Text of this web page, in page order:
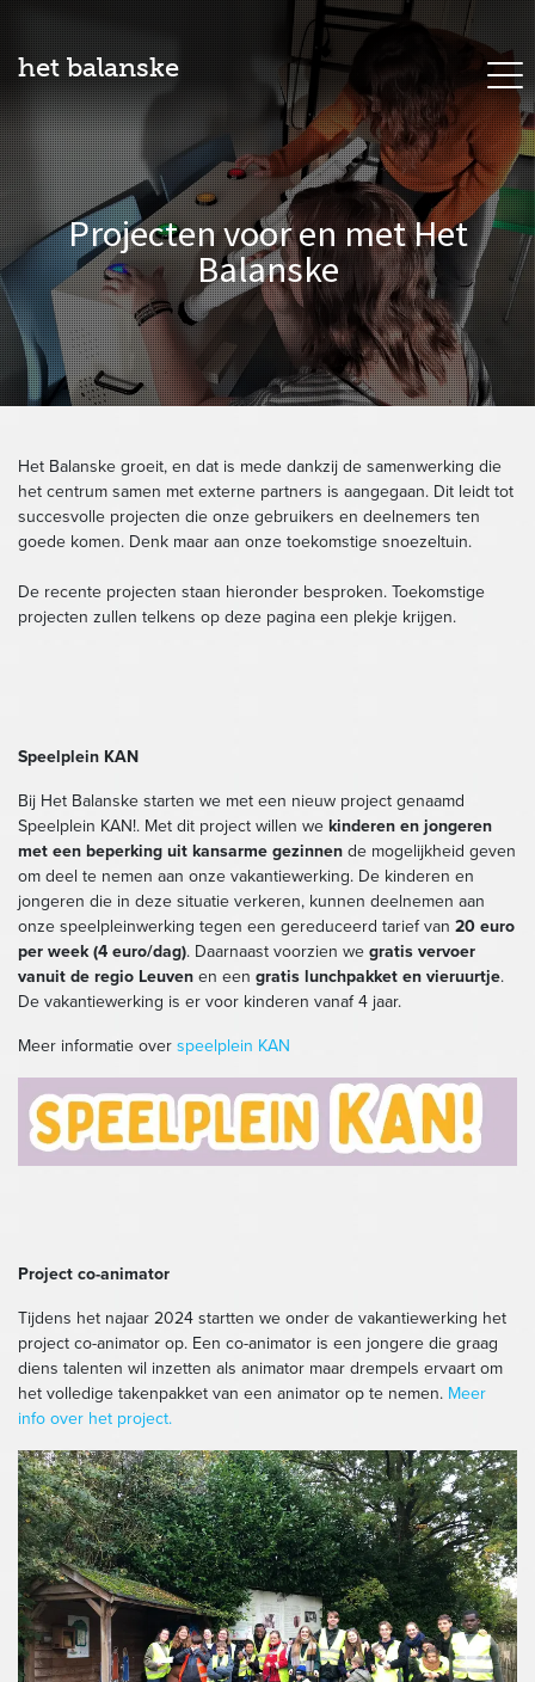
het balanske
Projecten voor en met Het
Balanske
Het Balanske groeit, en dat is mede dankzij de samenwerking die
het centrum samen met externe partners is aangegaan. Dit leidt tot
succesvolle projecten die onze gebruikers en deelnemers ten
goede komen. Denk maar aan onze toekomstige snoezeltuin.
De recente projecten staan hieronder besproken. Toekomstige
projecten zullen telkens op deze pagina een plekje krijgen.
Speelplein KAN
Bij Het Balanske starten we met een nieuw project genaamd
Speelplein KAN!. Met dit project willen we kinderen en jongeren
met een beperking uit kansarme gezinnen de mogelijkheid geven
om deel te nemen aan onze vakantiewerking. De kinderen en
jongeren die in deze situatie verkeren, kunnen deelnemen aan
onze speelpleinwerking tegen een gereduceerd tarief van 20 euro
per week (4 euro/dag). Daarnaast voorzien we gratis vervoer
vanuit de regio Leuven en een gratis lunchpakket en vieruurtje.
De vakantiewerking is er voor kinderen vanaf 4 jaar.
Meer informatie over speelplein KAN
Project co-animator
Tijdens het najaar 2024 startten we onder de vakantiewerking het
project co-animator op. Een co-animator is een jongere die graag
diens talenten wil inzetten als animator maar drempels ervaart om
het volledige takenpakket van een animator op te nemen. Meer
info over het project.